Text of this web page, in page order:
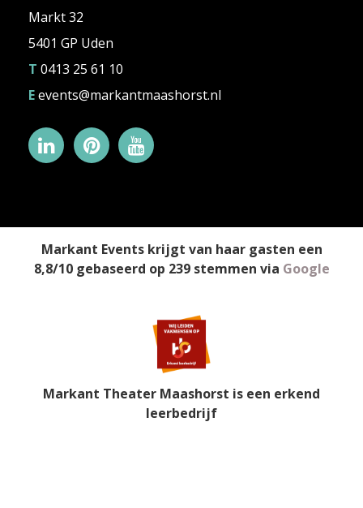
Markt 32
5401 GP Uden
T 0413 25 61 10
Eevents@markantmaashorst.nl
Markant Eventskrijgt van haar gasten een
8,8/10gebaseerd op 239stemmen via Google
Markant Theater Maashorst is een erkend
leerbedrijf